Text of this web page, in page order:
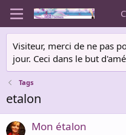
Visiteur, merci de ne pas
jour. Ceci dans le but
Tags
etalon
Mon étalon